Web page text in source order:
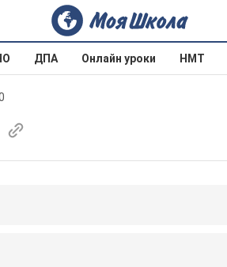
ДПА Онлайн уроки НМТ